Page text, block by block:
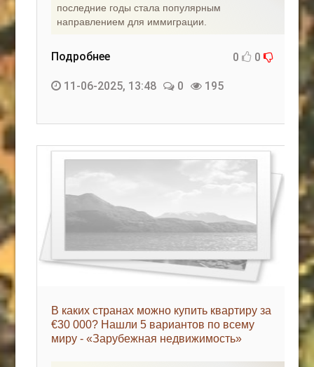
последние годы стала популярным
направлением для иммиграции.
Подробнее 0 0
11-06-2025, 13:48 0 195
В каких странах можно купить квартиру за
€30 000? Нашли 5 вариантов по всему
миру - «Зарубежная недвижимость»